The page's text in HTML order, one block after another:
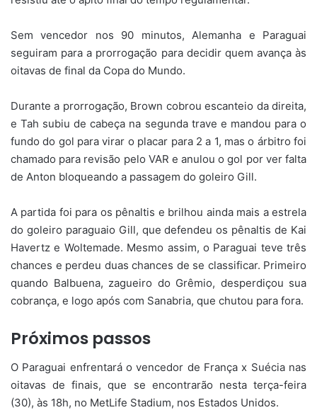
Sem vencedor nos 90 minutos, Alemanha e Paraguai
seguiram para a prorrogação para decidir quem avança às
oitavas de final da Copa do Mundo.
Durante a prorrogação, Brown cobrou escanteio da direita,
e Tah subiu de cabeça na segunda trave e mandou para o
fundo do gol para virar o placar para 2 a 1, mas o árbitro foi
chamado para revisão pelo VAR e anulou o gol por ver falta
de Anton bloqueando a passagem do goleiro Gill.
A partida foi para os pênaltis e brilhou ainda mais a estrela
do goleiro paraguaio Gill, que defendeu os pênaltis de Kai
Havertz e Woltemade. Mesmo assim, o Paraguai teve três
chances e perdeu duas chances de se classificar. Primeiro
quando Balbuena, zagueiro do Grêmio, desperdiçou sua
cobrança, e logo após com Sanabria, que chutou para fora.
Próximos passos
O Paraguai enfrentará o vencedor de França x Suécia nas
oitavas de finais, que se encontrarão nesta terça-feira
(30), às 18h, no MetLife Stadium, nos Estados Unidos.